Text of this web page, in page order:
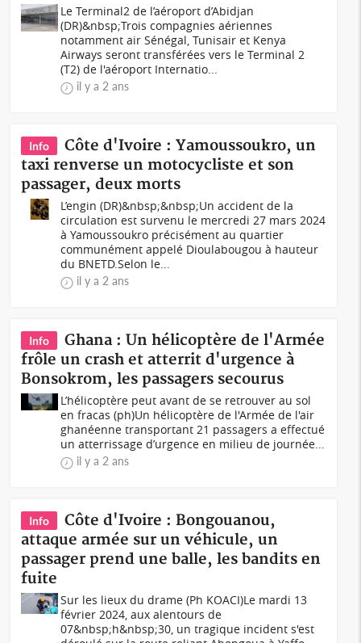
Le Terminal2 de l’aéroport d’Abidjan
(DR)&nbsp;Trois compagnies aériennes
notamment air Sénégal, Tunisair et Kenya
Airways seront transférées vers le Terminal 2
(T2) de l'aéroport Internatio...
il y a 2 ans
Info
Côte d'Ivoire : Yamoussoukro, un
taxi renverse un motocycliste et son
passager, deux morts
L’engin (DR)&nbsp;&nbsp;Un accident de la
circulation est survenu le mercredi 27 mars 2024
à Yamoussoukro précisément au quartier
communément appelé Dioulabougou à hauteur
du BNETD.Selon le...
il y a 2 ans
Info
Ghana : Un hélicoptère de l'Armée
frôle un crash et atterrit d'urgence à
Bonsokrom, les passagers secourus
L’hélicoptère peut avant de se retrouver au sol
en fracas (ph)Un hélicoptère de l'Armée de l'air
ghanéenne transportant 21 passagers a effectué
un atterrissage d’urgence en milieu de journée...
il y a 2 ans
Info
Côte d'Ivoire : Bongouanou,
attaque armée sur un véhicule, un
passager prend une balle, les bandits en
fuite
Sur les lieux du drame (Ph KOACI)Le mardi 13
février 2024, aux alentours de
07&nbsp;h&nbsp;30, un tragique incident s'est